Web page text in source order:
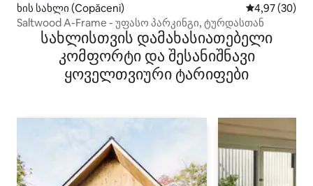
ხის სახლი (Copăceni) საშუალო
4,97 (30)
Saltwood A-Frame - უფასო პარკინგი, ტურდასთან
სახლისთვის დამახასიათებელი
კომფორტი და შესანიშნავი
ყოველთვიური ტარიფები